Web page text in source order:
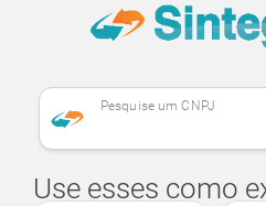
Pesquise um CNPJ
Use esses como